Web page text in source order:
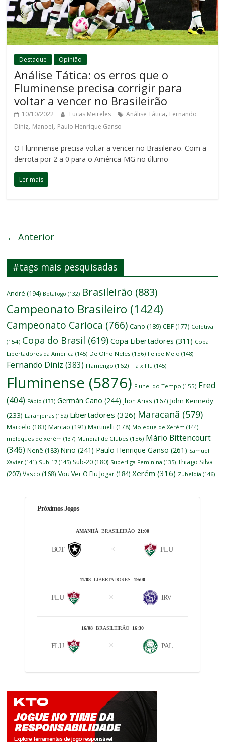
Destaque Opinião
Análise Tática: os erros que o
Fluminense precisa corrigir para
voltar a vencer no Brasileirão
10/10/2022 Lucas Meireles Análise Tática, Fernando
Diniz, Manoel, Paulo Henrique Ganso
O Fluminense precisa voltar a vencer no Brasileirão. Com a
derrota por 2 a 0 para o América-MG no último
Ler mais
← Anterior
#tags mais pesquisadas
André (194) Botafogo (132) Brasileirão (883)
Campeonato Brasileiro (1424)
Campeonato Carioca (766) Cano (189) CBF (177) Coletiva
(154) Copa do Brasil (619) Copa Libertadores (311) Copa
Libertadores da América (145) De Olho Neles (156) Felipe Melo (148)
Fernando Diniz (383) Flamengo (162) Fla x Flu (145)
Fluminense (5876) Flunel do Tempo (155) Fred
(404) Fábio (133) Germán Cano (244) Jhon Arias (167) John Kennedy
(233) Laranjeiras (152) Libertadores (326) Maracanã (579)
Marcelo (183) Marcão (191) Martinelli (178) Moleque de Xerém (144)
moleques de xerém (137) Mundial de Clubes (156) Mário Bittencourt
(346) Nenê (183) Nino (241) Paulo Henrique Ganso (261) Samuel
Xavier (141) Sub-17 (145) Sub-20 (180) Superliga Feminina (135) Thiago Silva
(207) Vasco (168) Vou Ver O Flu Jogar (184) Xerém (316) Zubeldía (146)
Próximos Jogos
AMANHÃBRASILEIRÃO 21:00
BOT FLU
11/08LIBERTADORES 19:00
FLU IRV
16/08BRASILEIRÃO 16:30
FLU PAL